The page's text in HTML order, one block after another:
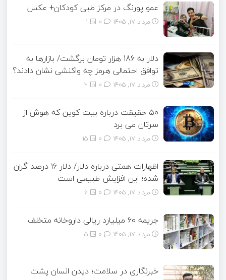
عمو پورنگ در مرکز طبی کودکان+ عکس
مرداد ۱۷, ۱۴۰۵ 1
دلار به 186 هزار تومان برگشت/ بازارها به
توافق احتمالی هرمز چه واکنشی نشان دادند؟
مرداد ۱۷, ۱۴۰۵ 2
۵۰ حقیقت درباره بیت کوین که هوش از
سرتان می برد
مرداد ۱۷, ۱۴۰۵ 15
اظهارات همتی درباره دلار/ دلار ۱۶ درصد گران
شده؛ این افزایش طبیعی است
مرداد ۱۷, ۱۴۰۵ 6
جریمه ۶۰ میلیارد ریالی داروخانه متخلف
مرداد ۱۷, ۱۴۰۵ 5
خبرنگاری در سلامت؛ دیدن انسان پشت